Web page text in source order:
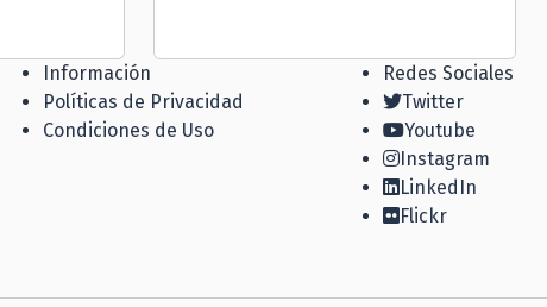
Información
Políticas de Privacidad
Condiciones de Uso
Redes Sociales
Twitter
Youtube
Instagram
LinkedIn
Flickr